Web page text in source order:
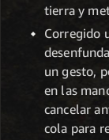
tierra y
Corregido
un gesto,
en las
cancelar
cola para